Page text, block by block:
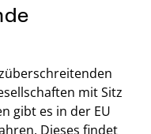
mit Sitz
gibt es in der EU
Dieses findet